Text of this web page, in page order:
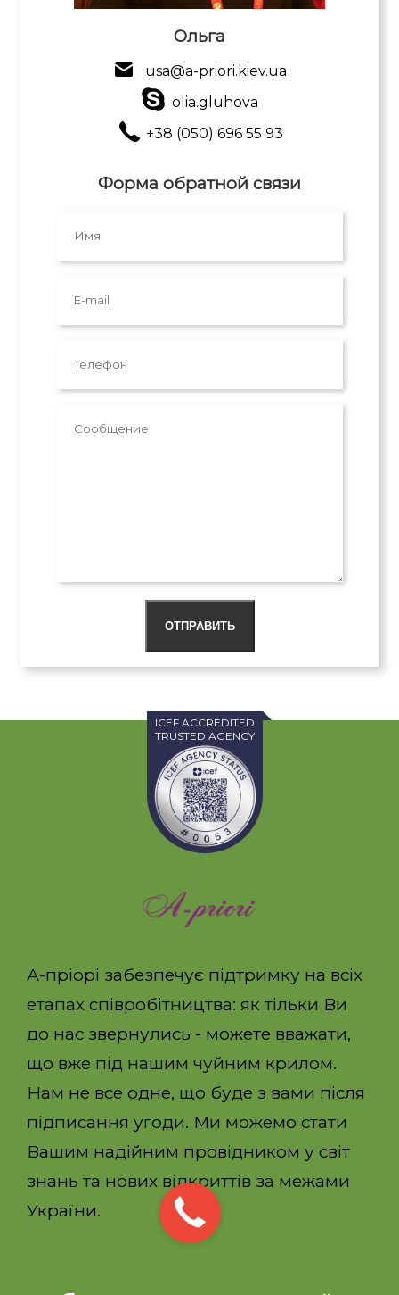
Ольга
usa@a-priori.kiev.ua
olia.gluhova
+38 (050) 696 55 93
Форма обратной связи
ОТПРАВИТЬ
ICEF ACCREDITED
TRUSTED AGENCY
А-пріорі забезпечує підтримку на всіх
етапах співробітництва: як тільки Ви
до нас звернулись - можете вважати,
що вже під нашим чуйним крилом.
Нам не все одне, що буде з вами після
підписання угоди. Ми можемо стати
Вашим надійним провідником у світ
знань та нових відкриттів за межами
України.